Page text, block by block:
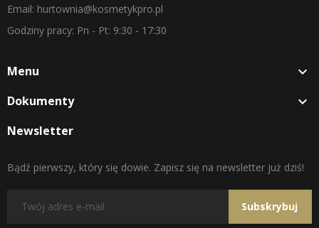
Email: hurtownia@kosmetykpro.pl
Godziny pracy: Pn - Pt: 9:30 - 17:30
Menu 
Dokumenty 
Newsletter
Bądź pierwszy, który się dowie. Zapisz się na newsletter już dziś!
Subskrybuj